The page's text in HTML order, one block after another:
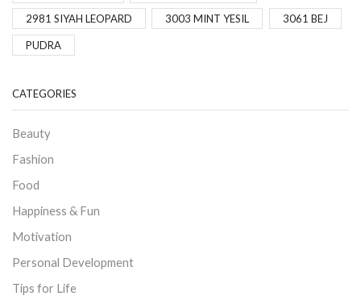
2981 SIYAH LEOPARD 3003 MINT YESIL 3061 BEJ
PUDRA
CATEGORIES
Beauty
Fashion
Food
Happiness & Fun
Motivation
Personal Development
Tips for Life